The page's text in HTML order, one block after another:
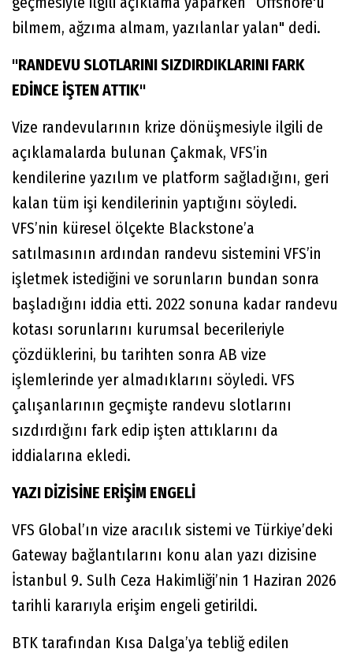
bilmem, ağzıma almam, yazılanlar yalan" dedi.
"RANDEVU SLOTLARINI SIZDIRDIKLARINI FARK
EDİNCE İŞTEN ATTIK"
Vize randevularının krize dönüşmesiyle ilgili de
açıklamalarda bulunan Çakmak, VFS’in
kendilerine yazılım ve platform sağladığını, geri
kalan tüm işi kendilerinin yaptığını söyledi.
VFS’nin küresel ölçekte Blackstone’a
satılmasının ardından randevu sistemini VFS’in
işletmek istediğini ve sorunların bundan sonra
başladığını iddia etti. 2022 sonuna kadar randevu
kotası sorunlarını kurumsal becerileriyle
çözdüklerini, bu tarihten sonra AB vize
işlemlerinde yer almadıklarını söyledi. VFS
çalışanlarının geçmişte randevu slotlarını
sızdırdığını fark edip işten attıklarını da
iddialarına ekledi.
YAZI DİZİSİNE ERİŞİM ENGELİ
VFS Global’ın vize aracılık sistemi ve Türkiye’deki
Gateway bağlantılarını konu alan yazı dizisine
İstanbul 9. Sulh Ceza Hakimliği’nin 1 Haziran 2026
tarihli kararıyla erişim engeli getirildi.
BTK tarafından Kısa Dalga’ya tebliğ edilen